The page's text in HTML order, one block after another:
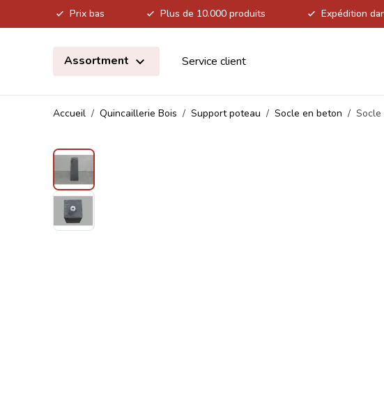
Prix bas Plus de 10.000 produits Expédition
Assortment
Service client
Accueil / Quincaillerie Bois / Support poteau / Socle en beton / Socle